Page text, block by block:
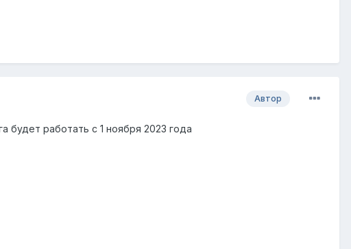
Автор
будет работать с 1 ноября 2023 года